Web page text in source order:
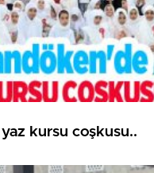
yaz kursu coşkusu..